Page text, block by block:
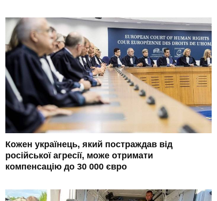
Кожен українець, який постраждав від
російської агресії, може отримати
компенсацію до 30 000 євро